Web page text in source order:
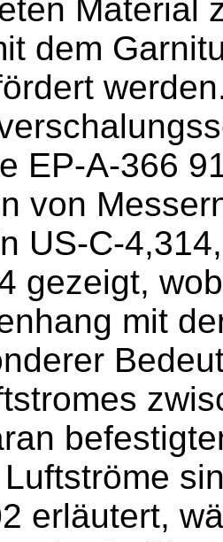
Material
dem
EP-A-366
von
US-C-
gezeigt,
mit
erläutert,